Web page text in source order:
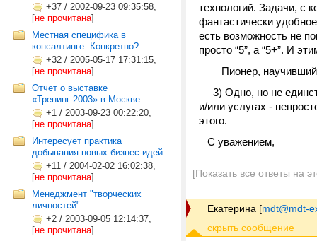
+37 / 2002-09-23 09:35:58,
[не прочитана]
Местная специфика в
консалтинге. Конкретно?
+32 / 2005-05-17 17:31:15,
[не прочитана]
Отчет о выставке
«Тренинг-2003» в Москве
+1 / 2003-09-23 00:22:20,
[не прочитана]
Интересует практика
добывания новых бизнес-идей
+11 / 2004-02-02 16:02:38,
[не прочитана]
Менеджмент "творческих
личностей"
+2 / 2003-09-05 12:14:37,
[не прочитана]
технологий. Задачи, с
фантастически
есть возможность не
просто “5”, а “5+”. И
Пионер,
3) Одно, но не
и/или услугах -
этого.
C уважением,
[Показать все ответы на
Екатерина [mdt@mdt-